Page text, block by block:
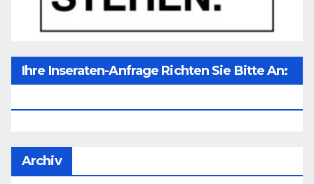
Ihre Inseraten-Anfrage Richten Sie Bitte An:
Archiv